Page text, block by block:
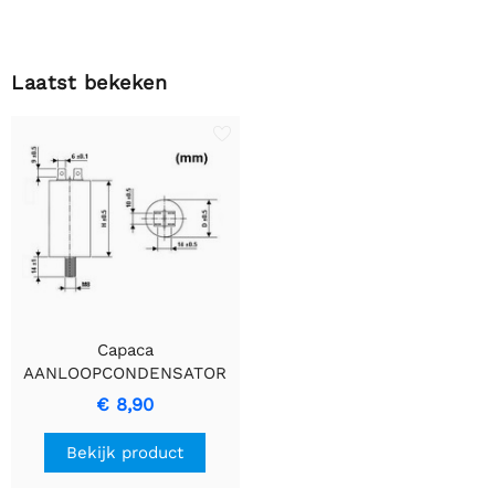
Laatst bekeken
Capaca
AANLOOPCONDENSATOR
40µF/450V Ronde
Condensator
€ 8,90
Bekijk product